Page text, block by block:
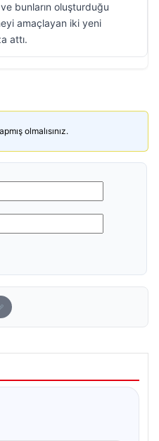
bunların oluşturduğu
amaçlayan iki yeni
attı.
olmalısınız.